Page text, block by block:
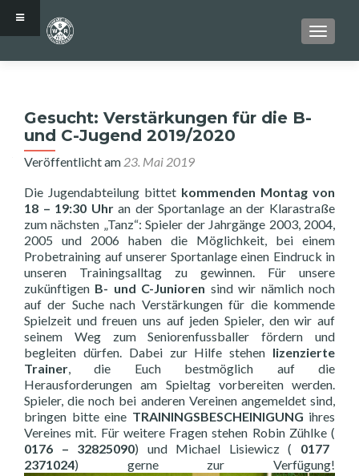
Gesucht: Verstärkungen für die B-
und C-Jugend 2019/2020
Veröffentlicht am 23. Mai 2019
Die Jugendabteilung bittet kommenden Montag von
18 – 19:30 Uhran der Sportanlage an der Klarastraße
zum nächsten „Tanz“: Spieler der Jahrgänge 2003, 2004,
2005 und 2006 haben die Möglichkeit, bei einem
Probetraining auf unserer Sportanlage einen Eindruck in
unseren Trainingsalltag zu gewinnen. Für unsere
zukünftigen B- und C-Junioren sind wir nämlich noch
auf der Suche nach Verstärkungen für die kommende
Spielzeit und freuen uns auf jeden Spieler, den wir auf
seinem Weg zum Seniorenfussballer fördern und
begleiten dürfen. Dabei zur Hilfe stehen lizenzierte
Trainer, die Euch bestmöglich auf die
Herausforderungen am Spieltag vorbereiten werden.
Spieler, die noch bei anderen Vereinen angemeldet sind,
bringen bitte eine TRAININGSBESCHEINIGUNG ihres
Vereines mit. Für weitere Fragen stehen Robin Zühlke (
0176 – 32825090) und Michael Lisiewicz ( 0177
2371024) gerne zur Verfügung!